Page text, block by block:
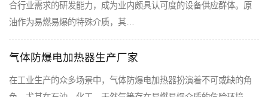
合行业需求的研发能力，成为业内颇具认可度的设备供应群体。原
油作为易燃易爆的特殊介质，其…
气体防爆电加热器生产厂家
在工业生产的众多场景中，气体防爆电加热器扮演着不可或缺的角